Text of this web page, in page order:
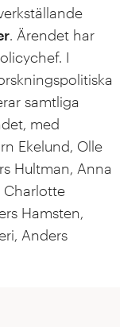
. Ärendet har
I
samtliga
med
Ekelund, Olle
Hultman, Anna
Charlotte
Hamsten,
Anders